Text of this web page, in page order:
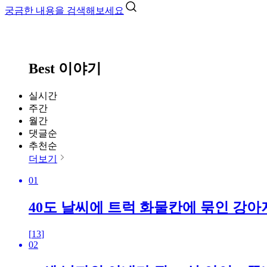
궁금한 내용을 검색해보세요
Best 이야기
실시간
주간
월간
댓글순
추천순
더보기
01
40도 날씨에 트럭 화물칸에 묶인 강아
[13]
02